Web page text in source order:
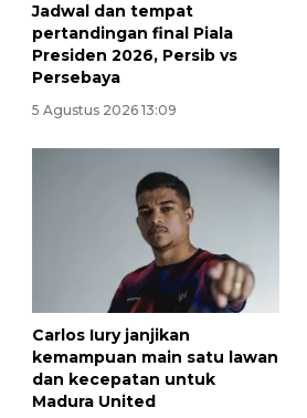
Jadwal dan tempat
pertandingan final Piala
Presiden 2026, Persib vs
Persebaya
5 Agustus 2026 13:09
Carlos Iury janjikan
kemampuan main satu lawan
dan kecepatan untuk
Madura United